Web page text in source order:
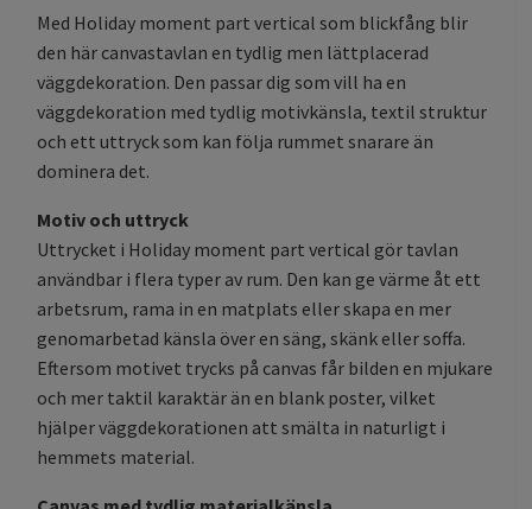
Med Holiday moment part vertical som blickfång blir
den här canvastavlan en tydlig men lättplacerad
väggdekoration. Den passar dig som vill ha en
väggdekoration med tydlig motivkänsla, textil struktur
och ett uttryck som kan följa rummet snarare än
dominera det.
Motiv och uttryck
Uttrycket i Holiday moment part vertical gör tavlan
användbar i flera typer av rum. Den kan ge värme åt ett
arbetsrum, rama in en matplats eller skapa en mer
genomarbetad känsla över en säng, skänk eller soffa.
Eftersom motivet trycks på canvas får bilden en mjukare
och mer taktil karaktär än en blank poster, vilket
hjälper väggdekorationen att smälta in naturligt i
hemmets material.